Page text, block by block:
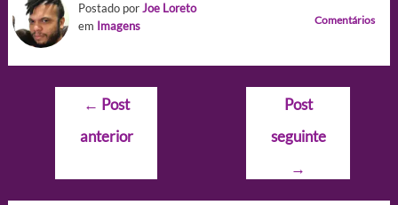
Postado porJoe Loreto
em Imagens Comentários
Navegação
Post
← Post
anterior
Post
seguinte
→